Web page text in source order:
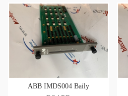
ABB IMDS004 Baily